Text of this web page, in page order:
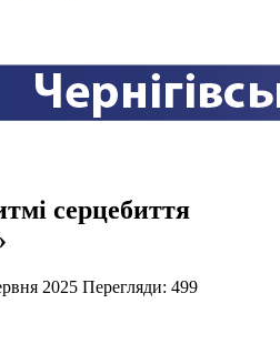
серцебиття
2025 Перегляди: 499